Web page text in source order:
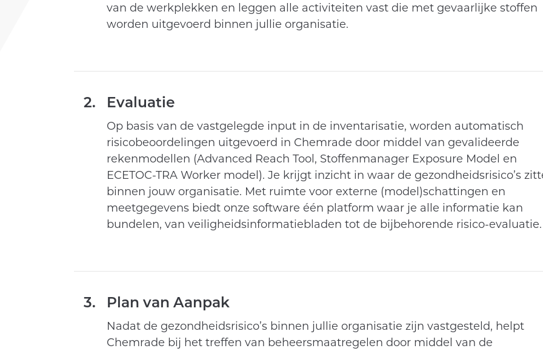
van de werkplekken en leggen alle activiteiten vast die met gevaarlijke stoffen
worden uitgevoerd binnen jullie organisatie.
2. Evaluatie
Op basis van de vastgelegde input in de inventarisatie, worden automatisch
risicobeoordelingen uitgevoerd in Chemrade door middel van gevalideerde
rekenmodellen (Advanced Reach Tool, Stoffenmanager Exposure Model en
ECETOC-TRA Worker model). Je krijgt inzicht in waar de gezondheidsrisico’s
binnen jouw organisatie. Met ruimte voor externe (model)schattingen en
meetgegevens biedt onze software één platform waar je alle informatie kan
bundelen, van veiligheidsinformatiebladen tot de bijbehorende risico-evaluatie.
3. Plan van Aanpak
Nadat de gezondheidsrisico’s binnen jullie organisatie zijn vastgesteld, helpt
Chemrade bij het treffen van beheersmaatregelen door middel van de